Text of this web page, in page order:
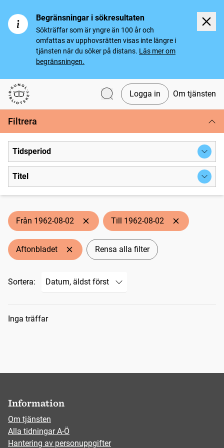
Begränsningar i sökresultaten
Sökträffar som är yngre än 100 år och
omfattas av upphovsrätten visas inte längre i
tjänsten när du söker på distans. Läs mer om
begränsningen.
Svenska tidningar
Logga in Om tjänsten
Filtrera
Tidsperiod
Titel
Från 1962-08-02 Till 1962-08-02
Aftonbladet Rensa alla filter
Sortera:
Sökresultat
Inga träffar
Information
Om tjänsten
Alla tidningar A-Ö
Hantering av personuppgifter